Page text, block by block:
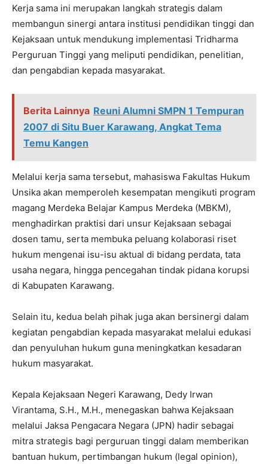
Kerja sama ini merupakan langkah strategis dalam
membangun sinergi antara institusi pendidikan tinggi dan
Kejaksaan untuk mendukung implementasi Tridharma
Perguruan Tinggi yang meliputi pendidikan, penelitian,
dan pengabdian kepada masyarakat.
Berita Lainnya Reuni Alumni SMPN 1 Tempuran
2007 di Situ Buer Karawang, Angkat Tema
Temu Kangen
Melalui kerja sama tersebut, mahasiswa Fakultas Hukum
Unsika akan memperoleh kesempatan mengikuti program
magang Merdeka Belajar Kampus Merdeka (MBKM),
menghadirkan praktisi dari unsur Kejaksaan sebagai
dosen tamu, serta membuka peluang kolaborasi riset
hukum mengenai isu-isu aktual di bidang perdata, tata
usaha negara, hingga pencegahan tindak pidana korupsi
di Kabupaten Karawang.
Selain itu, kedua belah pihak juga akan bersinergi dalam
kegiatan pengabdian kepada masyarakat melalui edukasi
dan penyuluhan hukum guna meningkatkan kesadaran
hukum masyarakat.
Kepala Kejaksaan Negeri Karawang, Dedy Irwan
Virantama, S.H., M.H., menegaskan bahwa Kejaksaan
melalui Jaksa Pengacara Negara (JPN) hadir sebagai
mitra strategis bagi perguruan tinggi dalam memberikan
bantuan hukum, pertimbangan hukum (legal opinion),